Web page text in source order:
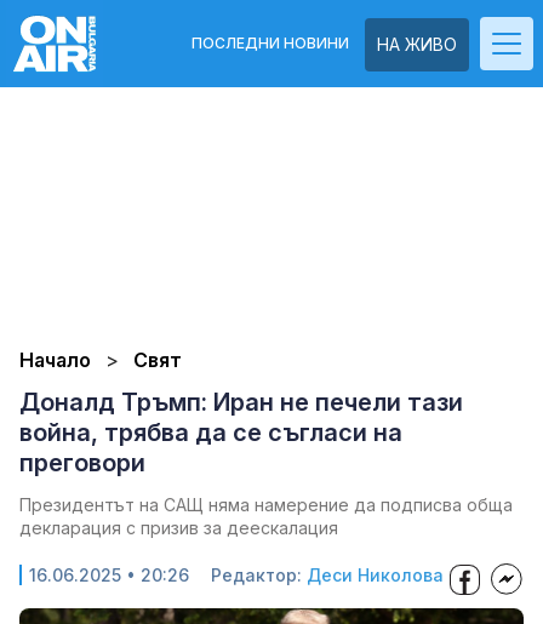
НА ЖИВО
ПОСЛЕДНИ НОВИНИ
Начало Свят
Доналд Тръмп: Иран не печели тази
война, трябва да се съгласи на
преговори
Президентът на САЩ няма намерение да подписва обща
декларация с призив за деескалация
16.06.2025 • 20:26 Редактор: Деси Николова